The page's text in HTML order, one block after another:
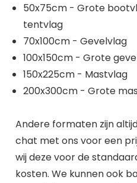
50x75cm - Grote
tentvlag
70x100cm - Gevelvlag
100x150cm - Grote
150x225cm - Mastvlag
200x300cm - Grote
Andere formaten zijn
chat met ons voor een
wij deze voor de
kosten. We kunnen ook